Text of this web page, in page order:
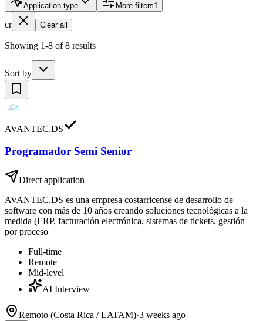
Application type More filters1
cr Clear all
Showing 1-8 of 8 results
Sort by
AVANTEC.DS
Programador Semi Senior
Direct application
AVANTEC.DS es una empresa costarricense de desarrollo de
software con más de 10 años creando soluciones tecnológicas a la
medida (ERP, facturación electrónica, sistemas de tickets, gestión
por proceso
Full-time
Remote
Mid-level
AI Interview
Remoto (Costa Rica / LATAM)·3 weeks ago